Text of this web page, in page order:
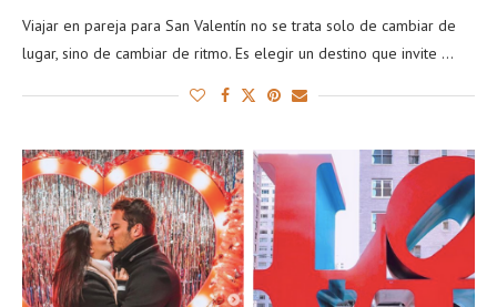
Viajar en pareja para San Valentín no se trata solo de cambiar de
lugar, sino de cambiar de ritmo. Es elegir un destino que invite …